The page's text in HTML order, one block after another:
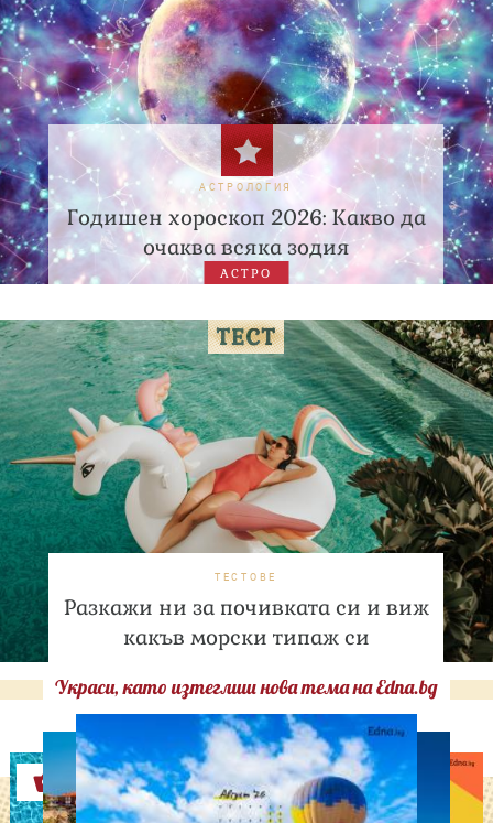
АСТРОЛОГИЯ
Годишен хороскоп 2026: Какво да
очаква всяка зодия
АСТРО
ТЕСТОВЕ
Разкажи ни за почивката си и виж
какъв морски типаж си
Украси, като изтеглиш нова тема на Edna.bg
Оферти